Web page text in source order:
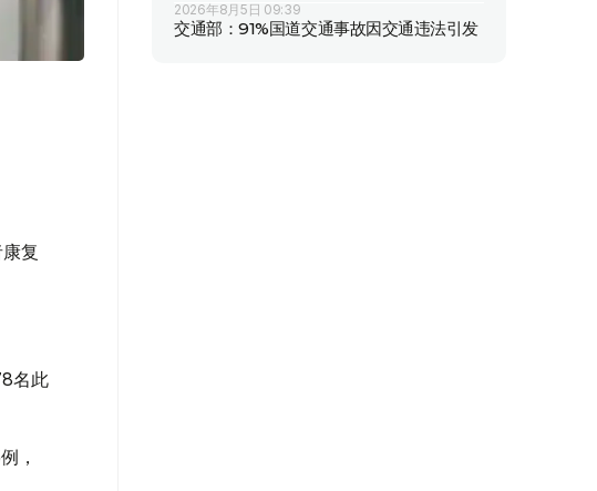
复
名此
，
2026年8月5日 09:39
交通部：91%国道交通事故因交通违法引发